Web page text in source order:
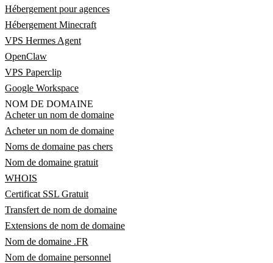
Hébergement pour agences
Hébergement Minecraft
VPS Hermes Agent
OpenClaw
VPS Paperclip
Google Workspace
NOM DE DOMAINE
Acheter un nom de domaine
Acheter un nom de domaine
Noms de domaine pas chers
Nom de domaine gratuit
WHOIS
Certificat SSL Gratuit
Transfert de nom de domaine
Extensions de nom de domaine
Nom de domaine .FR
Nom de domaine personnel